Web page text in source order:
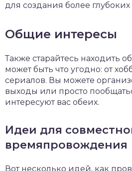
для создания более
Общие интересы
Также старайтесь находить
может быть что угодно: от
сериалов. Вы можете
выходы или просто
интересуют вас обеих.
Идеи для
времяпровождения
Вот несколько идей, как